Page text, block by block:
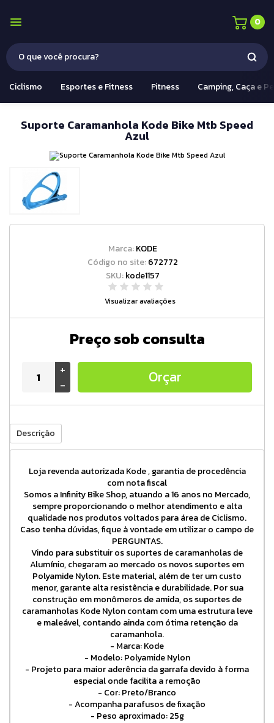
0
Ciclismo Esportes e Fitness Fitness Camping, Caça e
Suporte Caramanhola Kode Bike Mtb Speed
Azul
Marca:KODE
Código no site:672772
SKU:kode1157
Visualizar avaliações
Preço sob consulta
+
-
Orçar
Descrição
Loja revenda autorizada Kode , garantia de procedência
com nota fiscal
Somos a Infinity Bike Shop, atuando a 16 anos no Mercado,
sempre proporcionando o melhor atendimento e alta
qualidade nos produtos voltados para área de Ciclismo.
Caso tenha dúvidas, fique à vontade em utilizar o campo de
PERGUNTAS.
Vindo para substituir os suportes de caramanholas de
Alumínio, chegaram ao mercado os novos suportes em
Polyamide Nylon. Este material, além de ter um custo
menor, garante alta resistência e durabilidade. Por sua
construção em monômeros de amida, os suportes de
caramanholas Kode Nylon contam com uma estrutura leve
e maleável, contando ainda com ótima retenção da
caramanhola.
- Marca: Kode
- Modelo: Polyamide Nylon
- Projeto para maior aderência da garrafa devido à forma
especial onde facilita a remoção
- Cor: Preto/Branco
- Acompanha parafusos de fixação
- Peso aproximado: 25g